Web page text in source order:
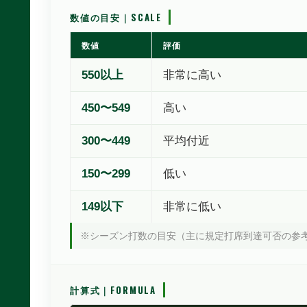
数値の目安｜SCALE
数値 評価
550以上 非常に高い
450〜549 高い
300〜449 平均付近
150〜299 低い
149以下 非常に低い
※シーズン打数の目安（主に規定打席到達可否の参
計算式｜FORMULA